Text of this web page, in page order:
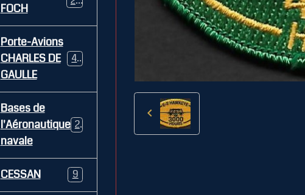
FOCH
Porte-Avions
CHARLES DE
GAULLE
469
Bases de
l'Aéronautique
navale
269
CESSAN 9